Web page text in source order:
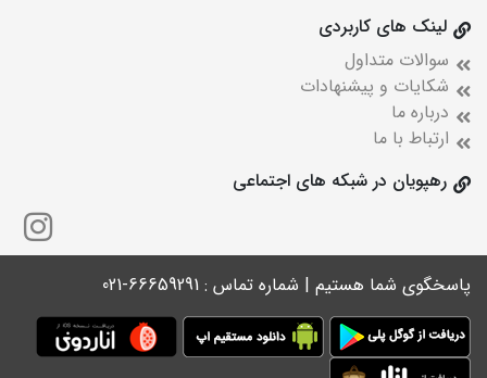
لینک های کاربردی
سوالات متداول
شکایات و پیشنهادات
درباره ما
ارتباط با ما
رهپویان در شبکه های اجتماعی
پاسخگوی شما هستیم | شماره تماس : 66659291-021